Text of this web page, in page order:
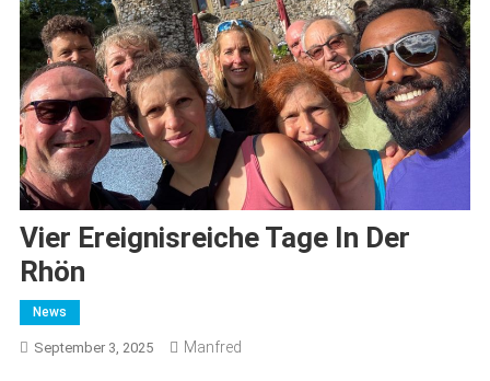
Vier Ereignisreiche Tage In Der
Rhön
News
September 3, 2025 Manfred